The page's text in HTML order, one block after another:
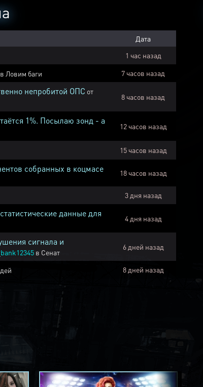
Дата
1 час назад
в Ловим баги 7 часов назад
непробитой ОПС от
8 часов назад
1%. Посылаю зонд - а
12 часов назад
15 часов назад
собранных в коцмасе 18 часов назад
3 дня назад
данные для
4 дня назад
сигнала и
bank12345 в Сенат
6 дней назад
8 дней назад